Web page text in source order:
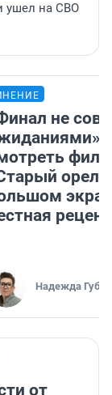
ушел на СВО
не
орел»
Надежда
от